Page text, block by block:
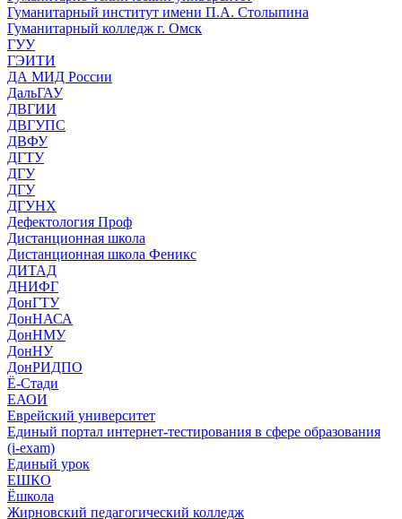
Гуманитарный институт имени П.А. Столыпина
Гуманитарный колледж г. Омск
ГУУ
ГЭИТИ
ДА МИД России
ДальГАУ
ДВГИИ
ДВГУПС
ДВФУ
ДГТУ
ДГУ
ДГУ
ДГУНХ
Дефектология Проф
Дистанционная школа
Дистанционная школа Феникс
ДИТАД
ДНИФГ
ДонГТУ
ДонНАСА
ДонНМУ
ДонНУ
ДонРИДПО
Ё-Стади
ЕАОИ
Еврейский университет
Единый портал интернет-тестирования в сфере образования
(i-exam)
Единый урок
ЕШКО
Ёшкола
Жирновский педагогический колледж